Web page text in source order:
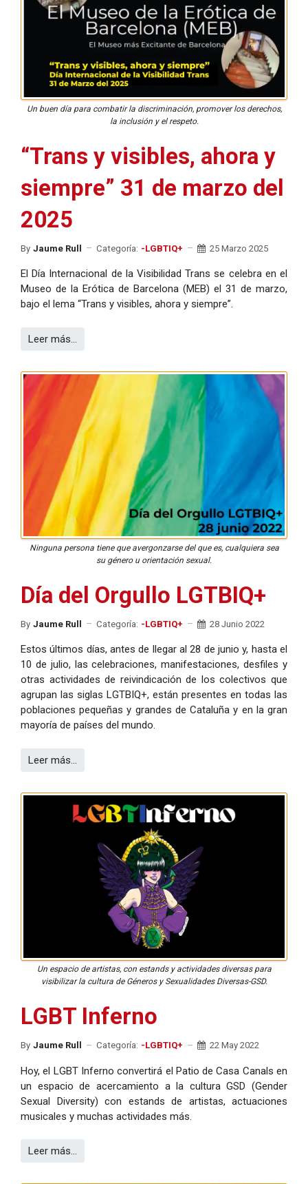
Un buen día para combatir la discriminación, promover los derechos,
la inclusión y el respeto.
“Trans y visibles, ahora y
siempre” 31 de marzo del
2025
By Jaume Rull Categoría: -LGBTIQ+ 25 Marzo 2025
El Día Internacional de la Visibilidad Trans se celebra en el
Museo de la Erótica de Barcelona (MEB) el 31 de marzo,
bajo el lema “Trans y visibles, ahora y siempre”.
Leer más…
Ninguna persona tiene que avergonzarse del que es, cualquiera sea
su género u orientación sexual.
Día del Orgullo LGTBIQ+
By Jaume Rull Categoría: -LGBTIQ+ 28 Junio 2022
Estos últimos días, antes de llegar al 28 de junio y, hasta el
10 de julio, las celebraciones, manifestaciones, desfiles y
otras actividades de reivindicación de los colectivos que
agrupan las siglas LGTBIQ+, están presentes en todas las
poblaciones pequeñas y grandes de Cataluña y en la gran
mayoría de países del mundo.
Leer más…
Un espacio de artistas, con estands y actividades diversas para
visibilizar la cultura de Géneros y Sexualidades Diversas-GSD.
LGBT Inferno
By Jaume Rull Categoría: -LGBTIQ+ 22 May 2022
Hoy, el LGBT Inferno convertirá el Patio de Casa Canals en
un espacio de acercamiento a la cultura GSD (Gender
Sexual Diversity) con estands de artistas, actuaciones
musicales y muchas actividades más.
Leer más…